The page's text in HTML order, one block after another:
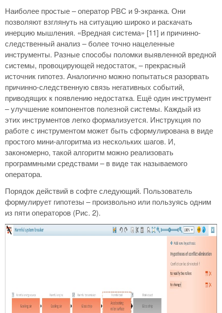
Наиболее простые – оператор РВС и 9-экранка. Они
позволяют взглянуть на ситуацию широко и раскачать
инерцию мышления. «Вредная система» [11] и причинно-
следственный анализ – более точно нацеленные
инструменты. Разные способы поломки выявленной вредной
системы, провоцирующей недостаток, – прекрасный
источник гипотез. Аналогично можно попытаться разорвать
причинно-следственную связь негативных событий,
приводящих к появлению недостатка. Ещё один инструмент
– улучшение компонентов полезной системы. Каждый из
этих инструментов легко формализуется. Инструкция по
работе с инструментом может быть сформулирована в виде
простого мини-алгоритма из нескольких шагов. И,
закономерно, такой алгоритм можно реализовать
программными средствами – в виде так называемого
оператора.
Порядок действий в софте следующий. Пользователь
формулирует гипотезы – произвольно или пользуясь одним
из пяти операторов (Рис. 2).